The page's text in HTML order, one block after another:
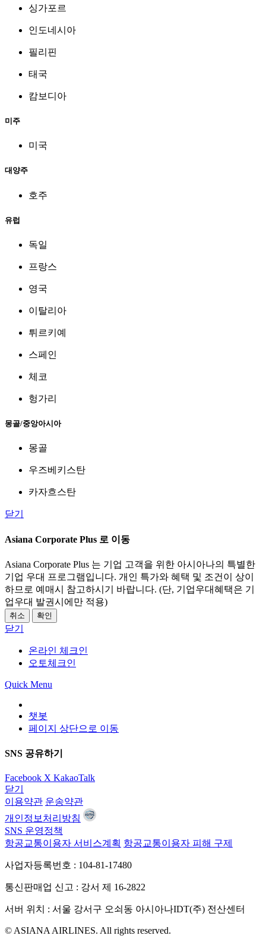
싱가포르
인도네시아
필리핀
태국
캄보디아
미주
미국
대양주
호주
유럽
독일
프랑스
영국
이탈리아
튀르키예
스페인
체코
헝가리
몽골/중앙아시아
몽골
우즈베키스탄
카자흐스탄
닫기
Asiana Corporate Plus 로 이동
Asiana Corporate Plus 는 기업 고객을 위한 아시아나의 특별한
기업 우대 프로그램입니다. 개인 특가와 혜택 및 조건이 상이
하므로 예매시 참고하시기 바랍니다. (단, 기업우대혜택은 기
업우대 발권시에만 적용)
취소 확인
닫기
온라인 체크인
오토체크인
Quick Menu
챗봇
페이지 상단으로 이동
SNS 공유하기
Facebook X KakaoTalk
닫기
이용약관 운송약관
개인정보처리방침
SNS 운영정책
항공교통이용자 서비스계획 항공교통이용자 피해 구제
사업자등록번호 : 104-81-17480
통신판매업 신고 : 강서 제 16-2822
서버 위치 : 서울 강서구 오쇠동 아시아나IDT(주) 전산센터
© ASIANA AIRLINES. All rights reserved.